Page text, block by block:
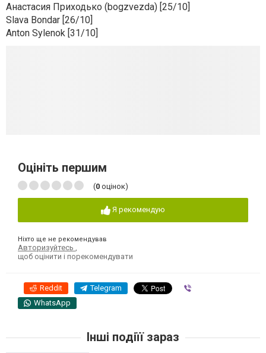
Анастасия Приходько (bogzvezda) [25/10]
Slava Bondar [26/10]
Anton Sylenok [31/10]
Оцініть першим
(0 оцінок)
Я рекомендую
Ніхто ще не рекомендував
Авторизуйтесь
щоб оцінити і порекомендувати
Reddit Telegram
WhatsApp
Інші подіїї зараз